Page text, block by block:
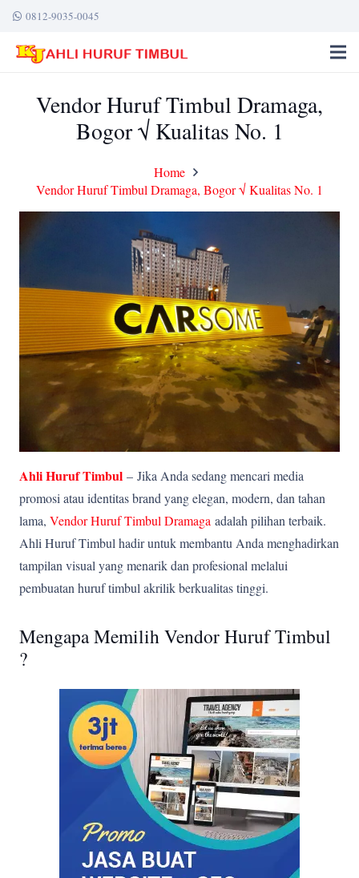
0812-9035-0045
Vendor Huruf Timbul Dramaga,
Bogor √ Kualitas No. 1
Home
Vendor Huruf Timbul Dramaga, Bogor √ Kualitas No. 1
Ahli Huruf Timbul – Jika Anda sedang mencari media
promosi atau identitas brand yang elegan, modern, dan tahan
lama, Vendor Huruf Timbul Dramaga adalah pilihan terbaik.
Ahli Huruf Timbul hadir untuk membantu Anda menghadirkan
tampilan visual yang menarik dan profesional melalui
pembuatan huruf timbul akrilik berkualitas tinggi.
Mengapa Memilih Vendor Huruf Timbul
?